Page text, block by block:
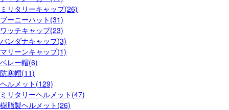
ミリタリーキャップ(26)
ブーニーハット(31)
ワッチキャップ(23)
バンダナキャップ(3)
マリーンキャップ(1)
ベレー帽(6)
防寒帽(11)
ヘルメット(129)
ミリタリーヘルメット(47)
樹脂製ヘルメット(26)